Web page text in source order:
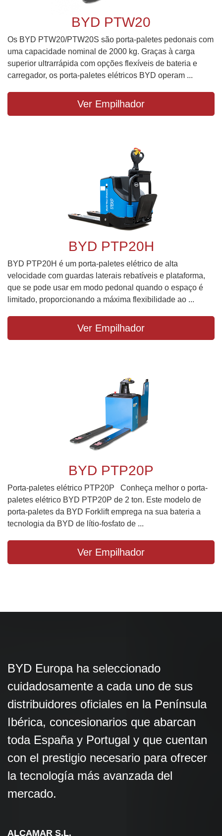
BYD PTW20
Os BYD PTW20/PTW20S são porta-paletes pedonais com
uma capacidade nominal de 2000 kg. Graças à carga
superior ultrarrápida com opções flexíveis de bateria e
carregador, os porta-paletes elétricos BYD operam ...
Ver Empilhador
BYD PTP20H
BYD PTP20H é um porta-paletes elétrico de alta
velocidade com guardas laterais rebatíveis e plataforma,
que se pode usar em modo pedonal quando o espaço é
limitado, proporcionando a máxima flexibilidade ao ...
Ver Empilhador
BYD PTP20P
Porta-paletes elétrico PTP20P Conheça melhor o porta-
paletes elétrico BYD PTP20P de 2 ton. Este modelo de
porta-paletes da BYD Forklift emprega na sua bateria a
tecnologia da BYD de lítio-fosfato de ...
Ver Empilhador
BYD Europa ha seleccionado
cuidadosamente a cada uno de sus
distribuidores oficiales en la Península
Ibérica, concesionarios que abarcan
toda España y Portugal y que cuentan
con el prestigio necesario para ofrecer
la tecnología más avanzada del
mercado.
ALCAMAR S.L.